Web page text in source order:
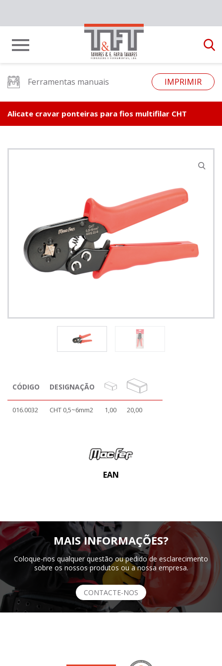
Ferramentas manuais IMPRIMIR
Alicate cravar ponteiras para fios multifilar CHT
CÓDIGO DESIGNAÇÃO
016.0032 CHT 0,5~6mm2 1,00 20,00
EAN
MAIS INFORMAÇÕES?
Coloque-nos qualquer questão ou pedido de esclarecimento
sobre os nossos produtos ou a nossa empresa.
CONTACTE-NOS